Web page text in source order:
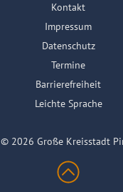
Kontakt
Impressum
Datenschutz
Termine
Barrierefreiheit
Leichte Sprache
© 2026 Große Kreisstadt